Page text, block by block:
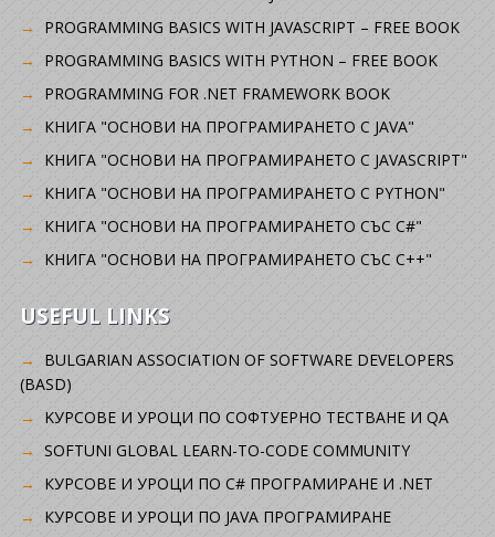
PROGRAMMING BASICS WITH JAVASCRIPT – FREE BOOK
PROGRAMMING BASICS WITH PYTHON – FREE BOOK
PROGRAMMING FOR .NET FRAMEWORK BOOK
КНИГА "ОСНОВИ НА ПРОГРАМИРАНЕТО С JAVA"
КНИГА "ОСНОВИ НА ПРОГРАМИРАНЕТО С JAVASCRIPT"
КНИГА "ОСНОВИ НА ПРОГРАМИРАНЕТО С PYTHON"
КНИГА "ОСНОВИ НА ПРОГРАМИРАНЕТО СЪС C#"
КНИГА "ОСНОВИ НА ПРОГРАМИРАНЕТО СЪС C++"
USEFUL LINKS
BULGARIAN ASSOCIATION OF SOFTWARE DEVELOPERS
(BASD)
KУРСОВЕ И УРОЦИ ПО СОФТУЕРНО ТЕСТВАНЕ И QA
SOFTUNI GLOBAL LEARN-TO-CODE COMMUNITY
КУРСОВЕ И УРОЦИ ПО C# ПРОГРАМИРАНЕ И .NET
КУРСОВЕ И УРОЦИ ПО JAVA ПРОГРАМИРАНЕ